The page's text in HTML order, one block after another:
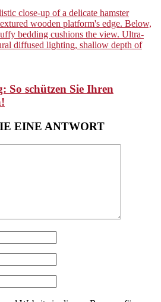
So schützen Sie Ihren
EINE ANTWORT